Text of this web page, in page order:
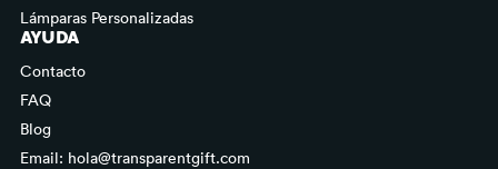
Lámparas Personalizadas
AYUDA
Contacto
FAQ
Blog
Email: hola@transparentgift.com